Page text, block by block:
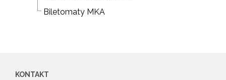
Biletomaty MKA
KONTAKT